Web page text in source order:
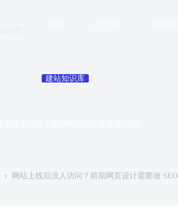
建站知识库
网站上线后没人访问？前期网页设计需要做 SEO